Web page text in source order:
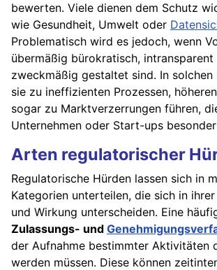
bewerten. Viele dienen dem Schutz
wie Gesundheit, Umwelt oder
Problematisch wird es jedoch, wenn
übermäßig bürokratisch,
zweckmäßig gestaltet sind. In solchen
sie zu ineffizienten Prozessen,
sogar zu Marktverzerrungen führen,
Unternehmen oder Start-ups
Arten regulatorischer
Regulatorische Hürden lassen sich in
Kategorien unterteilen, die sich in
und Wirkung unterscheiden. Eine
Zulassungs- und
der Aufnahme bestimmter Aktivitäten
werden müssen. Diese können